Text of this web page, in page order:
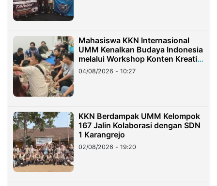
Mahasiswa KKN Internasional
UMM Kenalkan Budaya Indonesia
melalui Workshop Konten Kreatif
di Taiwan
04/08/2026 - 10:27
KKN Berdampak UMM Kelompok
167 Jalin Kolaborasi dengan SDN
1 Karangrejo
02/08/2026 - 19:20